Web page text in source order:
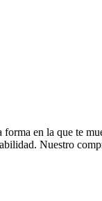
en la que te
Nuestro